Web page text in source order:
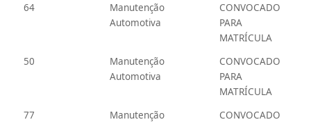
64
Manutenção
Automotiva
CONVOCADO
PARA
MATRÍCULA
50
Manutenção
Automotiva
CONVOCADO
PARA
MATRÍCULA
77
Manutenção
CONVOCADO